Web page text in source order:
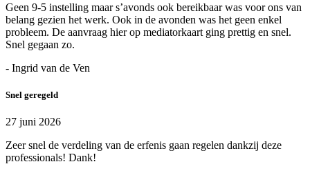
Geen 9-5 instelling maar s’avonds ook bereikbaar was voor ons van
belang gezien het werk. Ook in de avonden was het geen enkel
probleem. De aanvraag hier op mediatorkaart ging prettig en snel.
Snel gegaan zo.
- Ingrid van de Ven
Snel geregeld
27 juni 2026
Zeer snel de verdeling van de erfenis gaan regelen dankzij deze
professionals! Dank!